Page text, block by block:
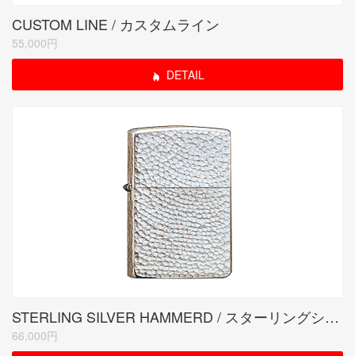
CUSTOM LINE / カスタムライン
55,000円
DETAIL
STERLING SILVER HAMMERD / スターリングシルバーハンマートーン
66,000円